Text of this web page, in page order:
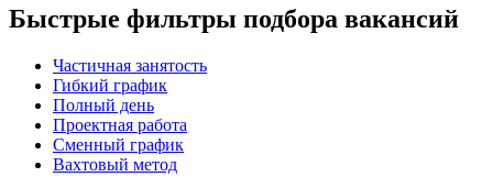
Быстрые фильтры подбора вакансий
Частичная занятость
Гибкий график
Полный день
Проектная работа
Сменный график
Вахтовый метод